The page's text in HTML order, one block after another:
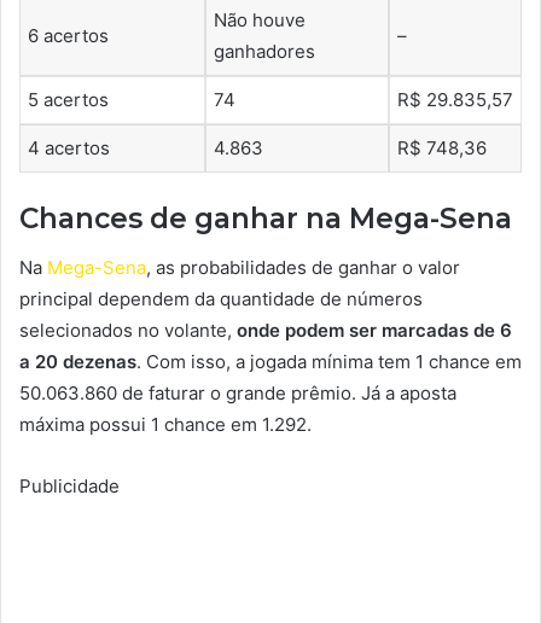
6 acertos
Não houve
ganhadores
–
5 acertos 74 R$ 29.835,57
4 acertos 4.863 R$ 748,36
Chances de ganhar na Mega-Sena
Na Mega-Sena, as probabilidades de ganhar o valor
principal dependem da quantidade de números
selecionados no volante, onde podem ser marcadas de 6
a 20 dezenas. Com isso, a jogada mínima tem 1 chance em
50.063.860 de faturar o grande prêmio. Já a aposta
máxima possui 1 chance em 1.292.
Publicidade